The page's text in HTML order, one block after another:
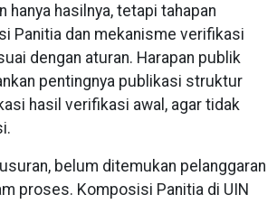
hanya hasilnya, tetapi tahapan
Panitia dan mekanisme verifikasi
dengan aturan. Harapan publik
pentingnya publikasi struktur
hasil verifikasi awal, agar tidak
belum ditemukan pelanggaran
proses. Komposisi Panitia di UIN